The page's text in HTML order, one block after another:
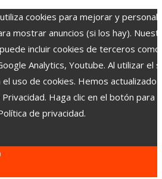
cookies para mejorar y
mostrar anuncios (si los hay).
incluir cookies de terceros como
Analytics, Youtube. Al utilizar el
uso de cookies. Hemos actualizado
Haga clic en el botón para
de privacidad.